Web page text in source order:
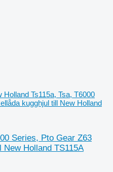
Holland Ts115a, Tsa, T6000
kugghjul till New Holland
Series, Pto Gear Z63
Holland TS115A